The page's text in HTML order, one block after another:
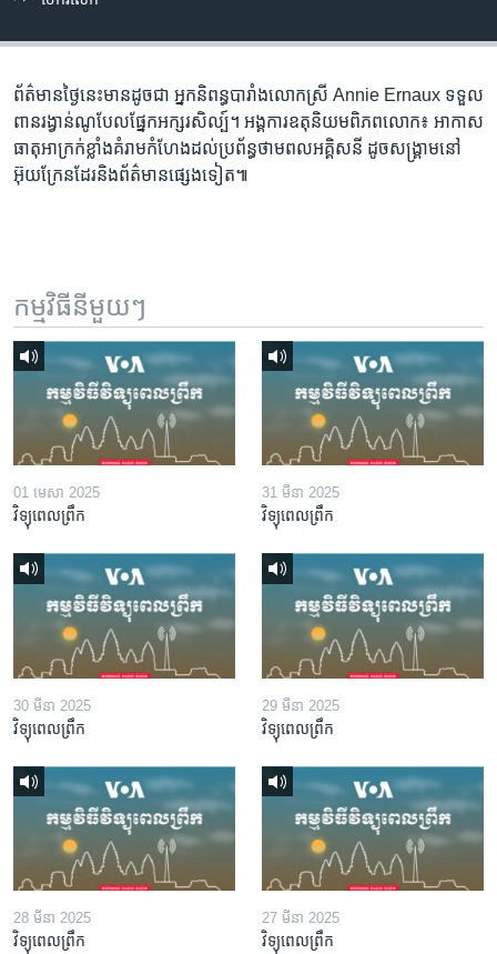
ស្វែង​
ព័ត៌មាន​ថ្ងៃនេះ​មាន​ដូចជា អ្នក​និពន្ធ​បារាំង​លោកស្រី Annie Ernaux ទទួល​
ពាន​រង្វាន់​ណូបែល​ផ្នែក​អក្សរសិល្ប៍។ អង្គការ​ឧតុនិយម​ពិភពលោក៖ អាកាស
ធាតុ​​អាក្រក់ខ្លាំង​គំរាមកំហែងដល់​ប្រព័ន្ធ​​​​ថាមពល​អគ្គិសនី ដូច​សង្គ្រាម​​នៅ​
អ៊ុយក្រែន​ដែរនិងព័ត៌មានផ្សេង​ទៀត៕
កម្មវិធី​នីមួយៗ
01 មេសា 2025
វិទ្យុពេលព្រឹក
31 មីនា 2025
វិទ្យុពេលព្រឹក
30 មីនា 2025
វិទ្យុពេលព្រឹក
29 មីនា 2025
វិទ្យុពេលព្រឹក
28 មីនា 2025
វិទ្យុពេលព្រឹក
27 មីនា 2025
វិទ្យុពេលព្រឹក